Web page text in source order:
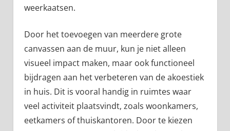
weerkaatsen.
Door het toevoegen van meerdere grote
canvassen aan de muur, kun je niet alleen
visueel impact maken, maar ook functioneel
bijdragen aan het verbeteren van de akoestiek
in huis. Dit is vooral handig in ruimtes waar
veel activiteit plaatsvindt, zoals woonkamers,
eetkamers of thuiskantoren. Door te kiezen